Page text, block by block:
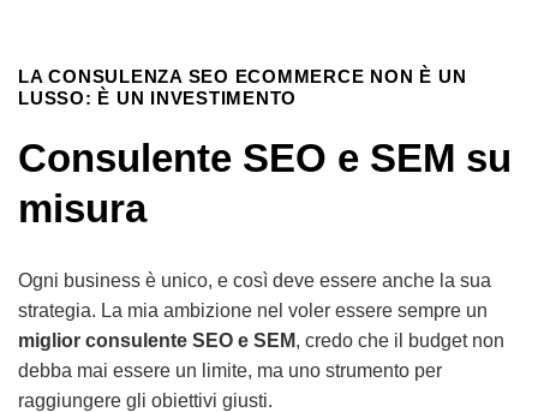
LA CONSULENZA SEO ECOMMERCE NON È UN
LUSSO: È UN INVESTIMENTO
Consulente SEO e SEM su
misura
Ogni business è unico, e così deve essere anche la sua
strategia. La mia ambizione nel voler essere sempre un
miglior consulente SEO e SEM, credo che il budget non
debba mai essere un limite, ma uno strumento per
raggiungere gli obiettivi giusti.